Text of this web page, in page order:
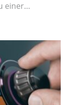
einer…